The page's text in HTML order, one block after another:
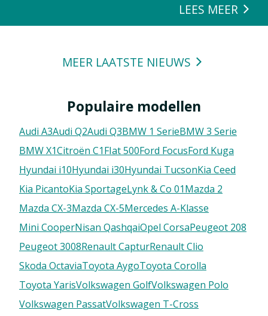
LEES MEER
MEER LAATSTE NIEUWS
Populaire modellen
Audi A3Audi Q2Audi Q3BMW 1 SerieBMW 3 Serie
BMW X1Citroën C1FIat 500Ford FocusFord Kuga
Hyundai i10Hyundai i30Hyundai TucsonKia Ceed
Kia PicantoKia SportageLynk & Co 01Mazda 2
Mazda CX-3Mazda CX-5Mercedes A-Klasse
Mini CooperNisan QashqaiOpel CorsaPeugeot 208
Peugeot 3008Renault CapturRenault Clio
Skoda OctaviaToyota AygoToyota Corolla
Toyota YarisVolkswagen GolfVolkswagen Polo
Volkswagen PassatVolkswagen T-Cross